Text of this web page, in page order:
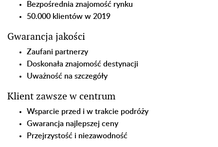
Bezpośrednia znajomość rynku
50.000 klientów w 2019
Gwarancja jakości
Zaufani partnerzy
Doskonała znajomość destynacji
Uważność na szczegóły
Klient zawsze w centrum
Wsparcie przed i w trakcie podróży
Gwarancja najlepszej ceny
Przejrzystość i niezawodność